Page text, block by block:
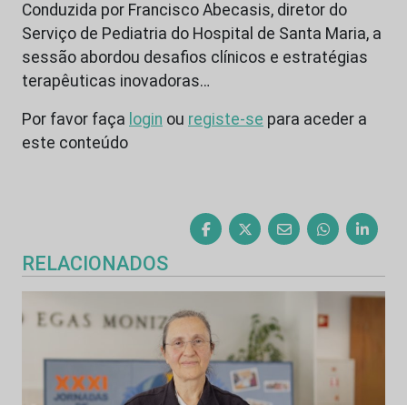
Conduzida por Francisco Abecasis, diretor do
Serviço de Pediatria do Hospital de Santa Maria, a
sessão abordou desafios clínicos e estratégias
terapêuticas inovadoras…
Por favor faça login ou registe-se para aceder a
este conteúdo
RELACIONADOS